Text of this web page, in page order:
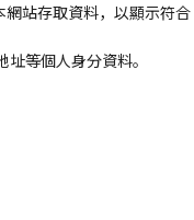
站存取資料，以顯示符合
等個人身分資料。